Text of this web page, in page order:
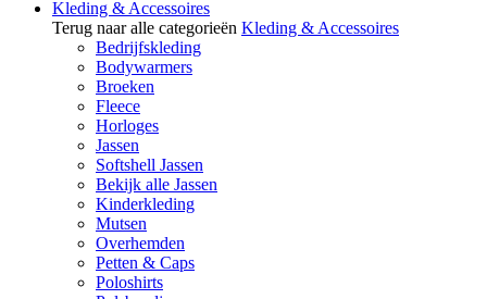
Kleding & Accessoires
Terug naar alle categorieën Kleding & Accessoires
Bedrijfskleding
Bodywarmers
Broeken
Fleece
Horloges
Jassen
Softshell Jassen
Bekijk alle Jassen
Kinderkleding
Mutsen
Overhemden
Petten & Caps
Poloshirts